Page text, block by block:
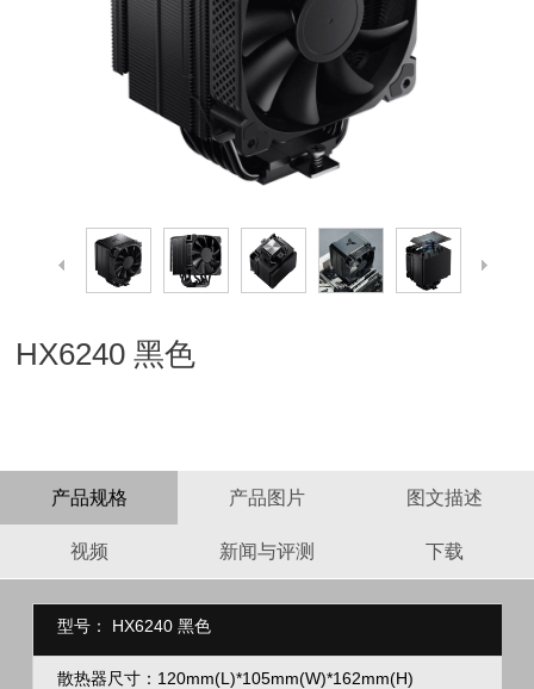
HX6240 黑色
产品规格 产品图片 图文描述
视频 新闻与评测 下载
型号： HX6240 黑色
散热器尺寸：120mm(L)*105mm(W)*162mm(H)